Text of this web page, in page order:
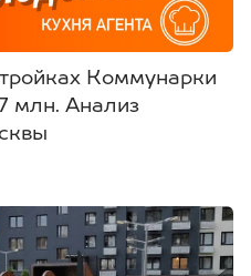
Коммунарки
млн. Анализ